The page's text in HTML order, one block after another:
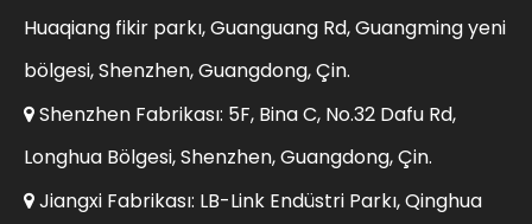
Huaqiang fikir parkı, Guanguang Rd, Guangming yeni
bölgesi, Shenzhen, Guangdong, Çin.
 Shenzhen Fabrikası: 5F, Bina C, No.32 Dafu Rd,
Longhua Bölgesi, Shenzhen, Guangdong, Çin.
 Jiangxi Fabrikası: LB-Link Endüstri Parkı, Qinghua